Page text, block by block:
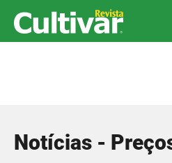
Notícias -